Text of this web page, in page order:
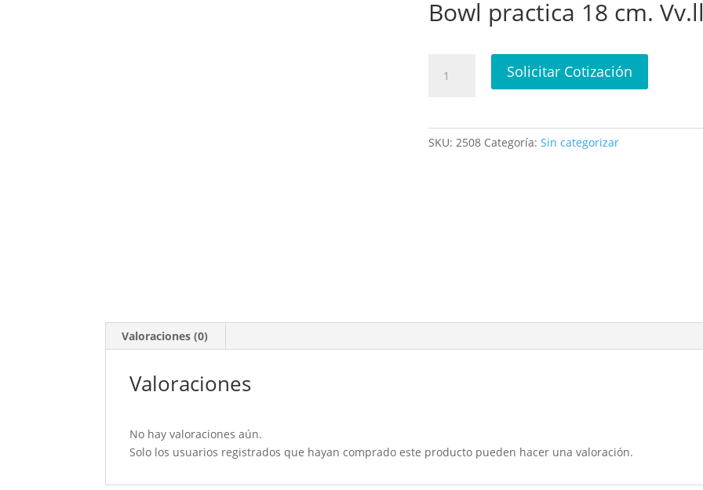
Bowl practica 18 cm. Vv.ll
practica
Solicitar Cotización
SKU:2508 Categoría:Sin categorizar
Valoraciones (0)
Valoraciones
No hay valoraciones aún.
Solo los usuarios registrados que hayan comprado este producto pueden hacer una valoración.